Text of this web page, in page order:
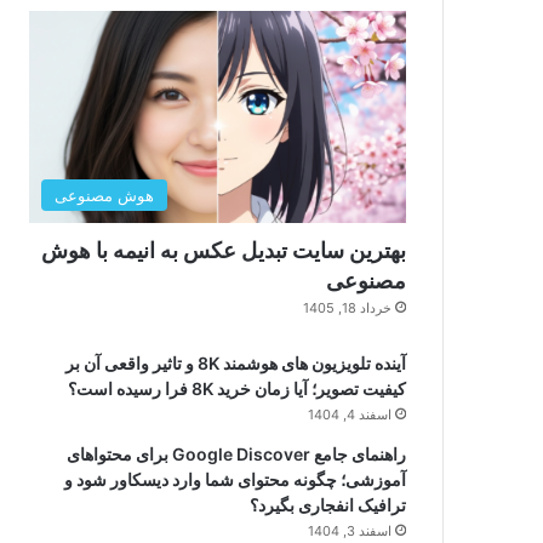
هوش مصنوعی
بهترین سایت تبدیل عکس به انیمه با هوش
مصنوعی
خرداد 18, 1405
آینده تلویزیون های هوشمند 8K و تاثیر واقعی آن بر
کیفیت تصویر؛ آیا زمان خرید 8K فرا رسیده است؟
اسفند 4, 1404
راهنمای جامع Google Discover برای محتواهای
آموزشی؛ چگونه محتوای شما وارد دیسکاور شود و
ترافیک انفجاری بگیرد؟
اسفند 3, 1404